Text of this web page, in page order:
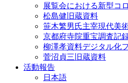
展覧会における新型コ
松島健旧蔵資料
笹木繁男氏主宰現代美
京都府寺院重宝調査記
柳澤孝資料デジタル化
菅沼貞三旧蔵資料
活動報告
日本語